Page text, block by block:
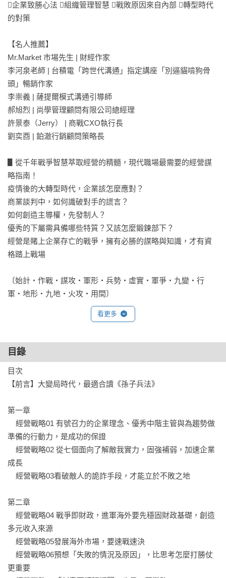
企業致勝心法 組織管理智慧 戰敗原因來自內部 轉型時代
的對策
【名人推薦】
Mr.Market 市場先生 | 財經作家
李河泉老師 | 台積電「跨世代溝通」指定講座「別逼貓啃狗骨
頭」暢銷作家
李崇義 | 薩提爾模式溝通引導師
郝旭烈 | 尚學管理顧問有限公司總經理
許景泰（Jerry） | 商戰CXO執行長
劉奕酉 | 鉑澈行銷顧問策略長
▋從千年戰爭智慧萃取經營的精髓，現代職場最需要的經營謀
略指南！
疫情後的大轉型時代，企業該怎麼應對？
商業談判中，如何識破對手的謊言？
如何創造主導權，先發制人？
優秀的下屬需具備哪些特質？又該怎麼鍛鍊部下？
經營是賭上企業存亡的戰爭，擁有必勝的謀略與知識，才有資
格踏上戰場
〔始計・作戰・謀攻・軍形・兵勢・虛實・軍爭・九變・行
軍・地形・九地・火攻・用間〕
十三篇╳三十九個經營戰略
▋不戰而屈人之兵，善之善者也
判，實現不戰而勝，將我方損失降到最低。
不敗的戰法，是事先做好萬全的準備，營造「彷彿勝券在握」
的狀態，才踏上戰場。
▋不盡知用兵之害者，則不能盡知用兵之利也
思考局勢的利害兩面，了解自己的不利之處，才能擬定有利的
策略。
▋鷙鳥之疾，至於毀折者，節也
具體想像「我的機會是什麼」並累積實力，關鍵時刻來臨時，
才能集中火力一舉致勝。
看更多
目錄
目次
【前言】大變局時代，最適合讀《孫子兵法》
第一章
準備的行動力，是成功的保證
成長
第二章
多元收入來源
更重要